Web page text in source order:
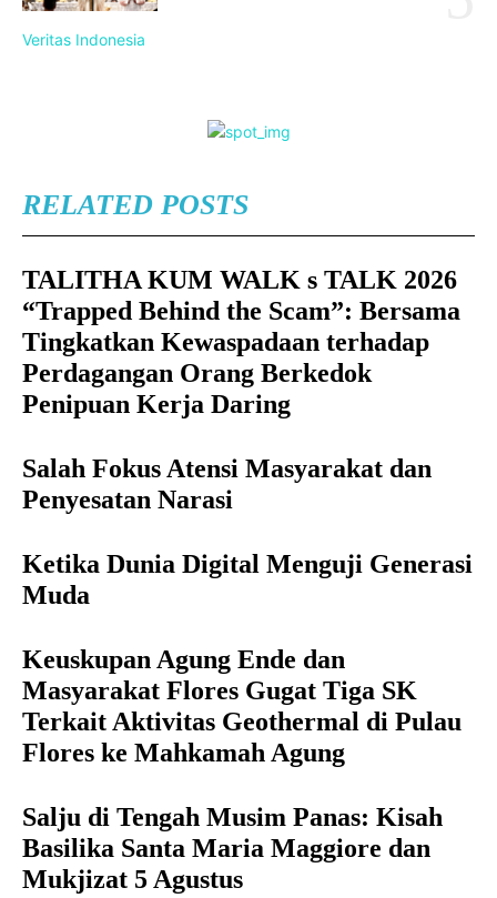
Veritas Indonesia
RELATED POSTS
TALITHA KUM WALK s TALK 2026
“Trapped Behind the Scam”: Bersama
Tingkatkan Kewaspadaan terhadap
Perdagangan Orang Berkedok
Penipuan Kerja Daring
Salah Fokus Atensi Masyarakat dan
Penyesatan Narasi
Ketika Dunia Digital Menguji Generasi
Muda
Keuskupan Agung Ende dan
Masyarakat Flores Gugat Tiga SK
Terkait Aktivitas Geothermal di Pulau
Flores ke Mahkamah Agung
Salju di Tengah Musim Panas: Kisah
Basilika Santa Maria Maggiore dan
Mukjizat 5 Agustus